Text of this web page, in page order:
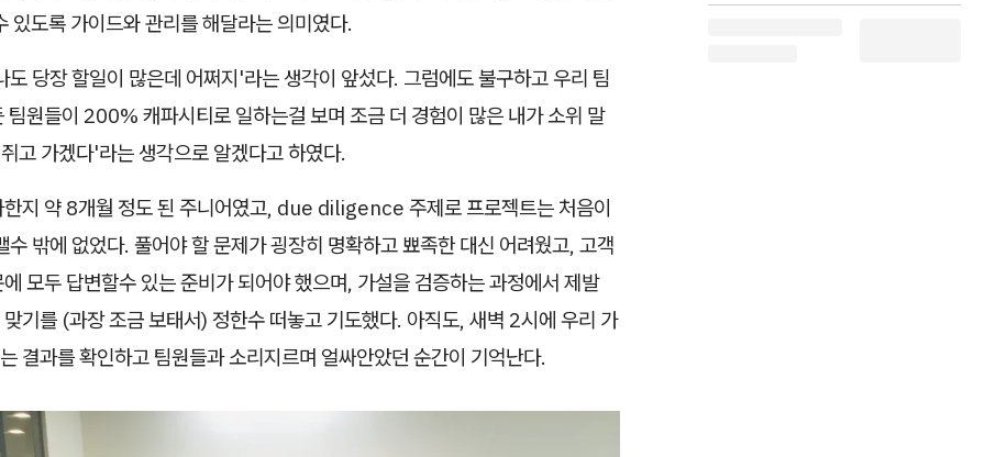
있도록 가이드와 관리를 해달라는 의미였다.
도 당장 할일이 많은데 어쩌지'라는 생각이 앞섰다. 그럼에도 불구하고 우리 팀
팀원들이 200% 캐파시티로 일하는걸 보며 조금 더 경험이 많은 내가 소위 말
고 가겠다'라는 생각으로 알겠다고 하였다.
한지 약 8개월 정도 된 주니어였고, due diligence 주제로 프로젝트는 처음이
수 밖에 없었다. 풀어야 할 문제가 굉장히 명확하고 뾰족한 대신 어려웠고, 고객
모두 답변할수 있는 준비가 되어야 했으며, 가설을 검증하는 과정에서 제발
기를 (과장 조금 보태서) 정한수 떠놓고 기도했다. 아직도, 새벽 2시에 우리 가
결과를 확인하고 팀원들과 소리지르며 얼싸안았던 순간이 기억난다.